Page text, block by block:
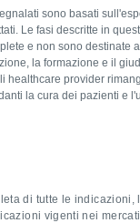
sono basati
Le fasi descritte in
e non sono destinate
la formazione e il
healthcare provider
la cura dei pazienti e
di tutte le indicazioni,
vigenti nei